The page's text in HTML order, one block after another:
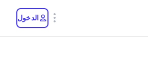
الدخول